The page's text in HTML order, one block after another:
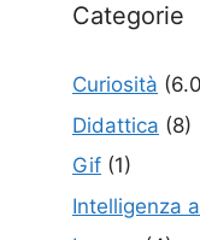
Categorie
Curiosità
Didattica (8)
Gif (1)
Intelligenza